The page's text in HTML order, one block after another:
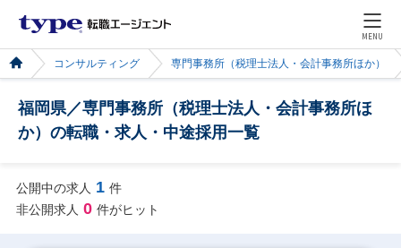
MENU
コンサルティング 専門事務所（税理士法人・会計事務所ほか）
福岡県／専門事務所（税理士法人・会計事務所ほ
か）の転職・求人・中途採用一覧
公開中の求人 1 件
非公開求人 0 件がヒット